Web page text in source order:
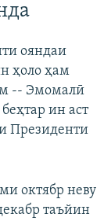
ояндаи
ҳоло ҳам
-- Эмомалӣ
ин аст
Президенти
октябр неву
таъйин